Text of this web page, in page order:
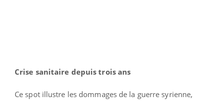
Crise sanitaire depuis trois ans
Ce spot illustre les dommages de la guerre syrienne,